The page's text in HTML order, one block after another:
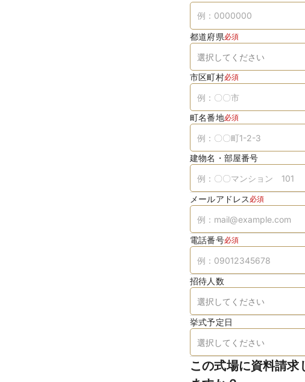
都道府県必須
市区町村必須
町名番地必須
建物名・部屋番号
メールアドレス 必須
電話番号必須
招待人数
挙式予定日
この式場に資料請求